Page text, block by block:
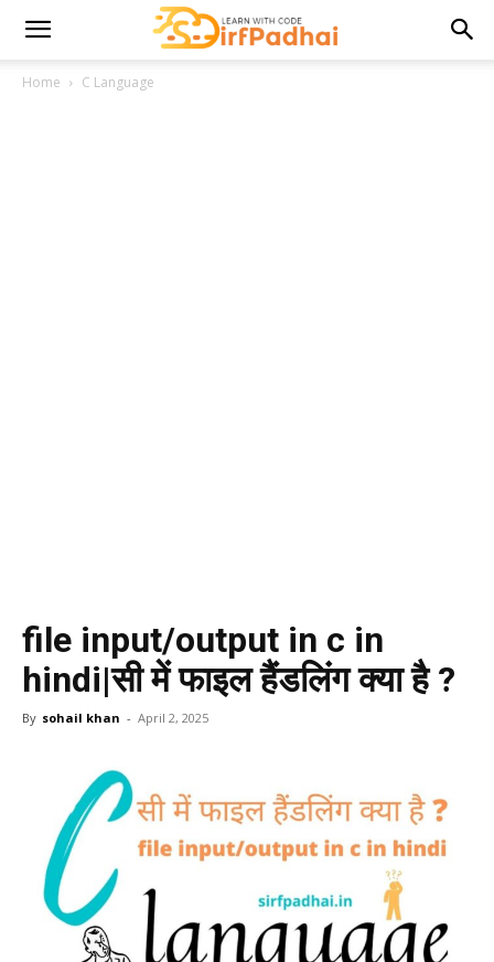
Home C Language
file input/output in c in
hindi|सी में फाइल हैंडलिंग क्या है ?
By sohail khan - April 2, 2025